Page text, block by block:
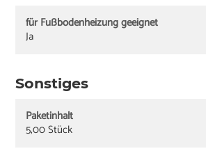
für Fußbodenheizung geeignet
Ja
Sonstiges
Paketinhalt
5,00 Stück